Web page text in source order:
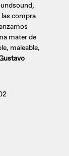
las compra
mater de
maleable,